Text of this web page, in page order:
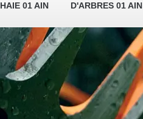
HAIE 01 AIN
D'ARBRES 01 AIN